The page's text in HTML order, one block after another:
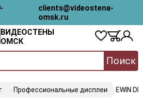
clients@videostena-
omsk.ru
ВИДЕОСТЕНЫ
ОМСК
Поиск
Профессиональные дисплеи EWIN